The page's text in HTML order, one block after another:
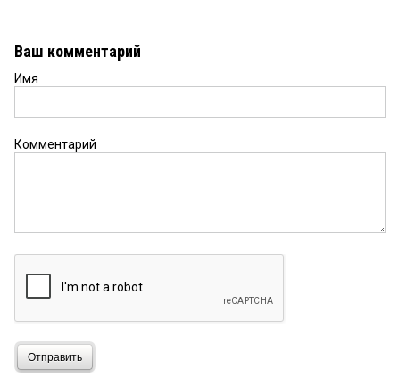
Ваш комментарий
Имя
Комментарий
Отправить